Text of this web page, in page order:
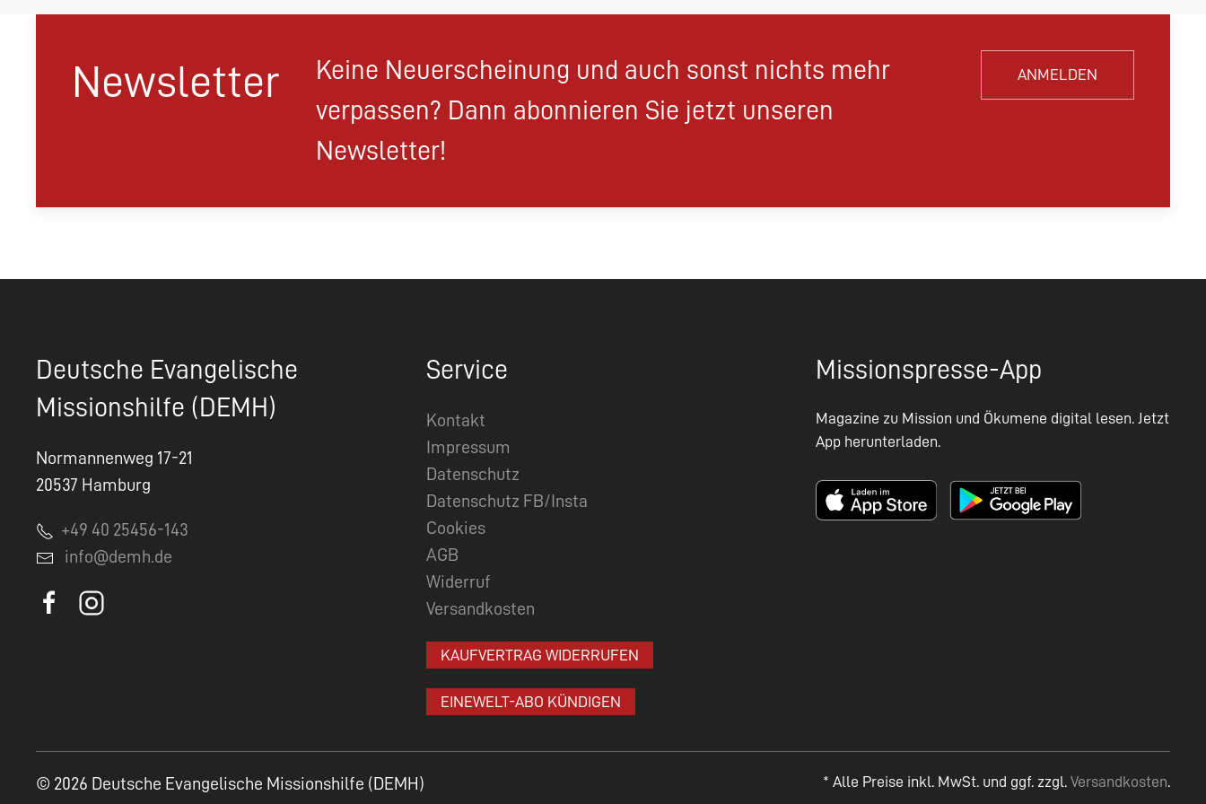
Newsletter
Keine Neuerscheinung und auch sonst nichts mehr
verpassen? Dann abonnieren Sie jetzt unseren
Newsletter!
ANMELDEN
Deutsche Evangelische
Missionshilfe (DEMH)
Normannenweg 17-21
20537 Hamburg
+49 40 25456-143
info@demh.de
Service
Kontakt
Impressum
Datenschutz
Datenschutz FB/Insta
Cookies
AGB
Widerruf
Versandkosten
KAUFVERTRAG WIDERRUFEN
EINEWELT-ABO KÜNDIGEN
Missionspresse-App
Magazine zu Mission und Ökumene digital lesen. Jetzt
App herunterladen.
* Alle Preise inkl. MwSt. und ggf. zzgl. Versandkosten.
© 2026 Deutsche Evangelische Missionshilfe (DEMH)